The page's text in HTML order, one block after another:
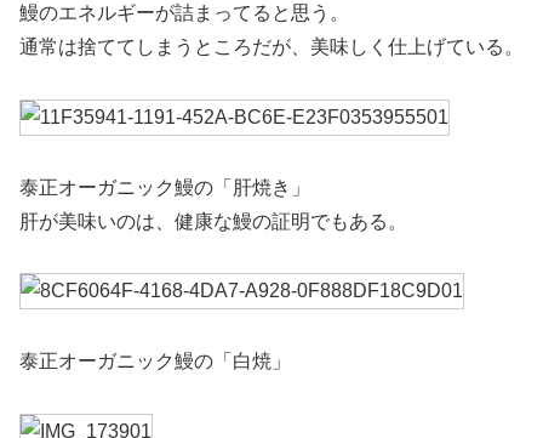
鰻のエネルギーが詰まってると思う。
通常は捨ててしまうところだが、美味しく仕上げている。
泰正オーガニック鰻の「肝焼き」
肝が美味いのは、健康な鰻の証明でもある。
泰正オーガニック鰻の「白焼」